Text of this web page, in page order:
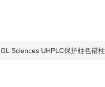
GL Sciences UHPLC保护柱色谱柱